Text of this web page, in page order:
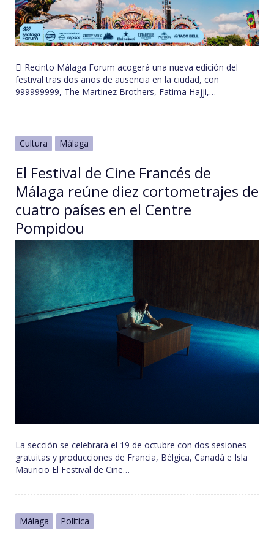
El Recinto Málaga Forum acogerá una nueva edición del
festival tras dos años de ausencia en la ciudad, con
999999999, The Martinez Brothers, Fatima Hajji,…
Cultura Málaga
El Festival de Cine Francés de
Málaga reúne diez cortometrajes de
cuatro países en el Centre
Pompidou
La sección se celebrará el 19 de octubre con dos sesiones
gratuitas y producciones de Francia, Bélgica, Canadá e Isla
Mauricio El Festival de Cine…
Málaga Política